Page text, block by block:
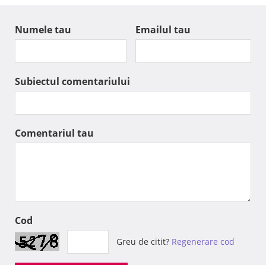
Numele tau Emailul tau
Subiectul comentariului
Comentariul tau
Cod
Greu de citit? Regenerare cod